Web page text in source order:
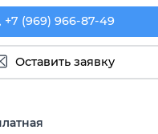
+7 (969) 966-87-49
Оставить заявку